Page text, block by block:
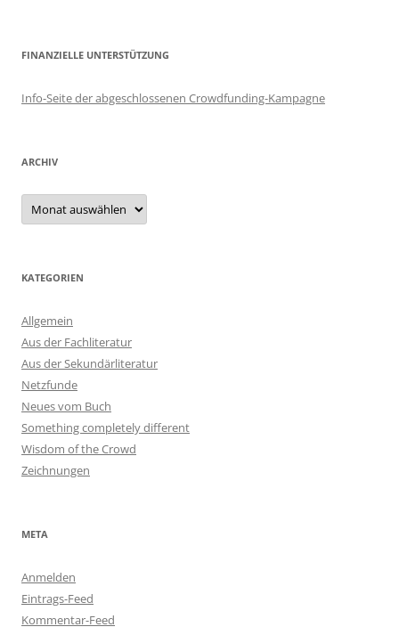
FINANZIELLE UNTERSTÜTZUNG
Info-Seite der abgeschlossenen Crowdfunding-Kampagne
ARCHIV
Archiv
KATEGORIEN
Allgemein
Aus der Fachliteratur
Aus der Sekundärliteratur
Netzfunde
Neues vom Buch
Something completely different
Wisdom of the Crowd
Zeichnungen
META
Anmelden
Eintrags-Feed
Kommentar-Feed